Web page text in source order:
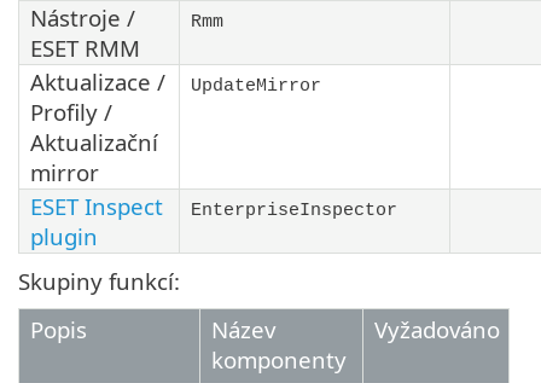
Nástroje /
ESET RMM
Rmm
Aktualizace /
Profily /
Aktualizační
mirror
UpdateMirror
ESET Inspect
plugin
EnterpriseInspector
Skupiny funkcí:
Popis
Název
komponenty
Vyžadováno